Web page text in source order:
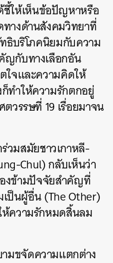
ให้เห็นข้อปัญหาหรือ
างด้านสังคมวิทยาที่
ธิบริโภคนิยมกับความ
ญกับทางเลือกอัน
ใจและความคิดให้
ทำให้ความรักตกอยู่
วรรษที่ 19 เรื่อยมาจน
วมสมัยชาวเกาหลี-
Chul) กลับเห็นว่า
งข้ามปัจจัยสำคัญที่
เป็นผู้อื่น (The Other)
ห้ความรักหมดสิ้นลม
ามขจัดความแตกต่าง